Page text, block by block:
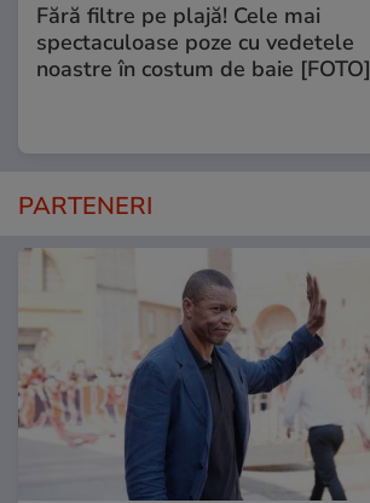
Fără filtre pe plajă! Cele mai
spectaculoase poze cu vedetele
noastre în costum de baie [FOTO]
PARTENERI